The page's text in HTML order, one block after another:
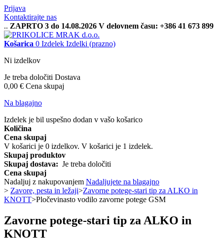
Prijava
Kontaktirajte nas
.. ZAPRTO 3 do 14.08.2026 V delovnem času: +386 41 673 899
Košarica 0 Izdelek Izdelki (prazno)
Ni izdelkov
Je treba določiti Dostava
0,00 € Cena skupaj
Na blagajno
Izdelek je bil uspešno dodan v vašo košarico
Količina
Cena skupaj
V košarici je 0 izdelkov. V košarici je 1 izdelek.
Skupaj produktov
Skupaj dostava: Je treba določiti
Cena skupaj
Nadaljuj z nakupovanjem Nadaljujete na blagajno
> Zavore, pesta in ležaji>Zavorne potege-stari tip za ALKO in
KNOTT>Pločevinasto vodilo zavorne potege GSM
Zavorne potege-stari tip za ALKO in
KNOTT